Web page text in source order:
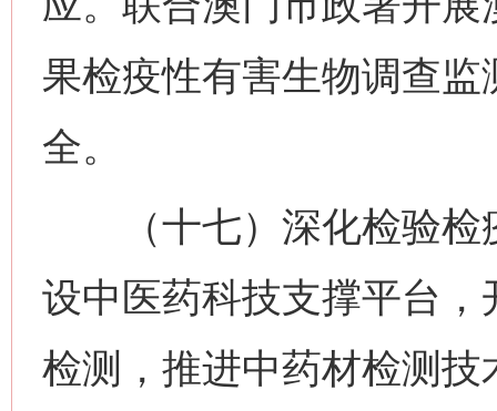
果检疫性有害生物调查
全。
（十七）深化检验检
设中医药科技支撑平台
检测，推进中药材检测